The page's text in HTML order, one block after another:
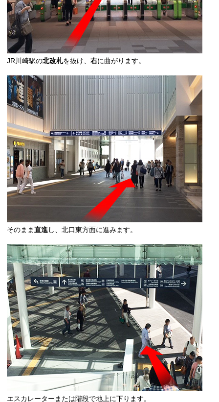
JR川崎駅の北改札を抜け、 右に曲がります。
そのまま 直進し、北口東方面に進みます。
エスカレーターまたは階段で地上に下ります。